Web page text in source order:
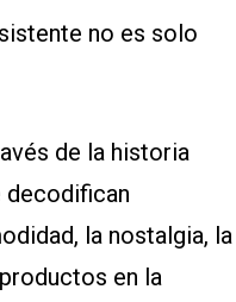
no es solo
de la historia
decodifican
la nostalgia, la
en la